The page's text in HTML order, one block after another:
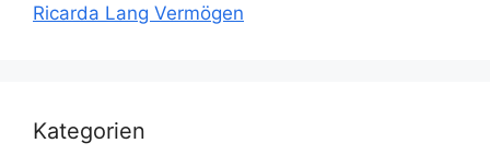
Ricarda Lang Vermögen
Kategorien